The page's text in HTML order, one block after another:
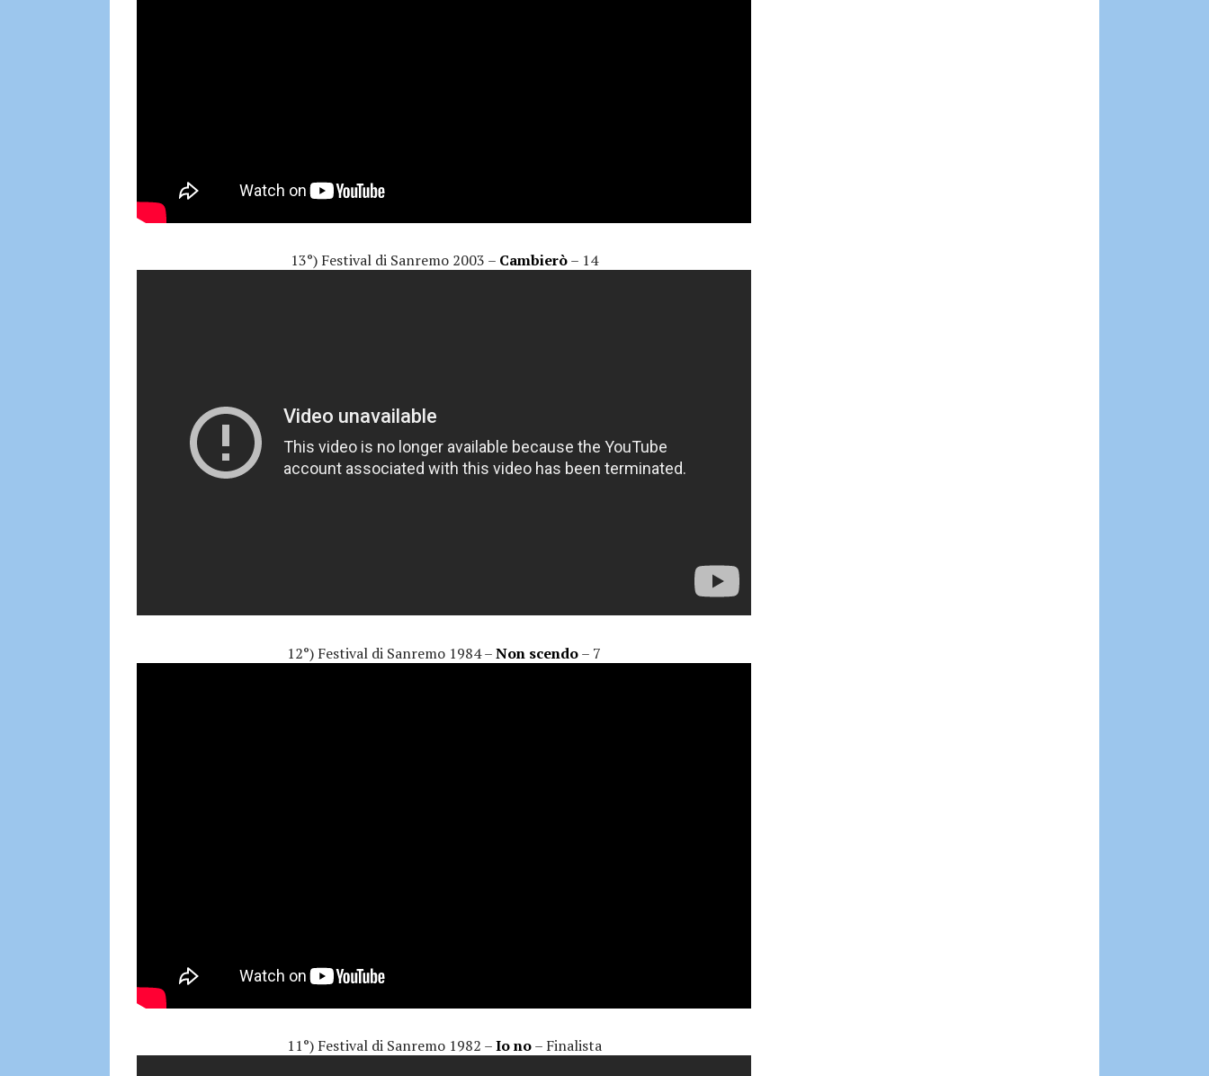
13°) Festival di Sanremo 2003 – Cambierò– 14
12°) Festival di Sanremo 1984 –Non scendo– 7
11°) Festival di Sanremo 1982 –Io no– Finalista